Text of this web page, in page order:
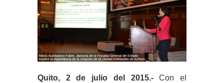
Quito, 2 de julio del 2015.-Con el